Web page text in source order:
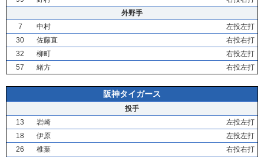
外野手
7
中村
左投左打
30
佐藤直
右投右打
32
柳町
右投左打
57
緒方 右投左打
阪神タイガース
投手
13
岩崎
左投左打
18
伊原
左投左打
26
椎葉
右投右打